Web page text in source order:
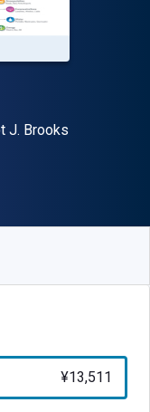
J. Brooks
¥13,511